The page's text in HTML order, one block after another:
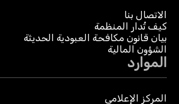
الاتصال بنا
كيف تُدار المنظمة
بيان قانون مكافحة العبودية الحديثة
الشؤون المالية
الموارد
المركز الإعلامي